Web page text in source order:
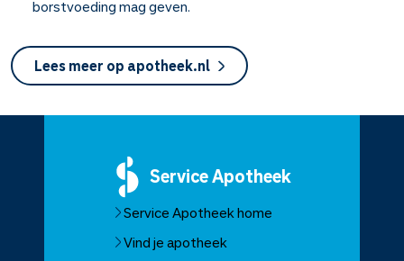
borstvoeding mag geven.
Lees meer op apotheek.nl
ServiceApotheek
Service Apotheek home
Vind je apotheek